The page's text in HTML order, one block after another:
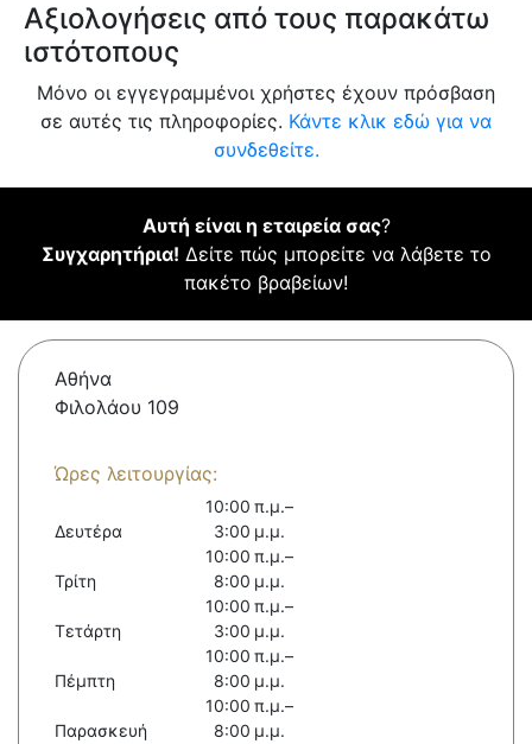
Αξιολογήσεις από τους παρακάτω
ιστότοπους
Μόνο οι εγγεγραμμένοι χρήστες έχουν πρόσβαση
σε αυτές τις πληροφορίες. Κάντε κλικ εδώ για να
συνδεθείτε.
Αυτή είναι η εταιρεία σας?
Συγχαρητήρια! Δείτε πώς μπορείτε να λάβετε το
πακέτο βραβείων!
Αθήνα
Φιλολάου 109
Ώρες λειτουργίας:
Δευτέρα
10:00 π.μ.–
3:00 μ.μ.
Τρίτη
10:00 π.μ.–
8:00 μ.μ.
Τετάρτη
10:00 π.μ.–
3:00 μ.μ.
Πέμπτη
10:00 π.μ.–
8:00 μ.μ.
Παρασκευή
10:00 π.μ.–
8:00 μ.μ.